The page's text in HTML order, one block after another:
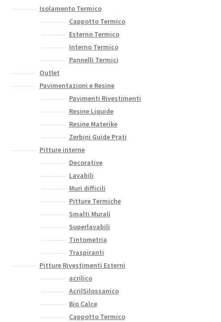
Isolamento Termico
Cappotto Termico
Esterno Termico
Interno Termico
Pannelli Termici
Outlet
Pavimentazioni e Resine
Pavimenti Rivestimenti
Resine Liquide
Resine Materike
Zerbini Guide Prati
Pitture interne
Decorative
Lavabili
Muri difficili
Pitture Termiche
Smalti Murali
Superlavabili
Tintometria
Traspiranti
Pitture Rivestimenti Esterni
acrilico
AcrilSilossanico
Bio Calce
Cappotto Termico